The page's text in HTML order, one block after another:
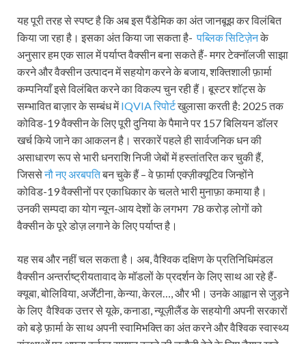
यह पूरी तरह से स्पष्ट है कि अब इस पैंडेमिक का अंत जानबूझ कर विलंबित
किया जा रहा है। इसका अंत किया जा सकता है- पब्लिक सिटिज़ेनके
अनुसार हम एक साल में पर्याप्त वैक्सीन बना सकते हैं- मगर टेक्नॉलजी साझा
करने और वैक्सीन उत्पादन में सहयोग करने के बजाय, शक्तिशाली फ़ार्मा
कम्पनियाँ इसे विलंबित करने का विकल्प चुन रही हैं। बूस्टर शॉट्स के
सम्भावित बाज़ार के सम्बंध मेंIQVIA रिपोर्टखुलासा करती है: 2025 तक
कोविड-19 वैक्सीन के लिए पूरी दुनिया के पैमाने पर 157 बिलियन डॉलर
खर्च किये जाने का आकलन है। सरकारें पहले ही सार्वजनिक धन की
असाधारण रूप से भारी धनराशि निजी जेबों में हस्तांतरित कर चुकी हैं,
जिससेनौ नए अरबपतिबन चुके हैं – वे फ़ार्मा एक्ज़ीक्यूटिव जिन्होंने
कोविड-19 वैक्सीनों पर एकाधिकार के चलते भारी मुनाफ़ा कमाया है।
उनकी सम्पदा का योग न्यून-आय देशों के लगभग 78 करोड़ लोगों को
वैक्सीन के पूरे डोज़ लगाने के लिए पर्याप्त है।
यह सब और नहीं चल सकता है। अब, वैश्विक दक्षिण के प्रतिनिधिमंडल
वैक्सीन अन्तर्राष्ट्रीयतावाद के मॉडलों के प्रदर्शन के लिए साथ आ रहे हैं-
क्यूबा, बोलिविया, अर्जेंटीना, केन्या, केरल…, और भी। उनके आह्वान से जुड़ने
के लिए वैश्विक उत्तर से यूके, कनाडा, न्यूज़ीलैंड के सहयोगी अपनी सरकारों
को बड़े फ़ार्मा के साथ अपनी स्वामिभक्ति का अंत करने और वैश्विक स्वास्थ्य